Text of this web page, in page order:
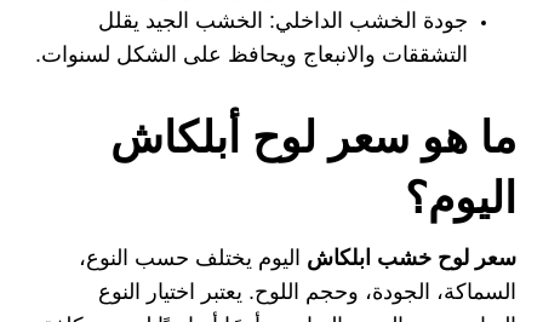
جودة الخشب الداخلي: الخشب الجيد يقلل
التشققات والانبعاج ويحافظ على الشكل لسنوات.
ما هو سعر لوح أبلكاش
اليوم؟
سعر لوح خشب ابلكاش اليوم يختلف حسب النوع،
السماكة، الجودة، وحجم اللوح. يعتبر اختيار النوع